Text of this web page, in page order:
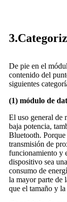
De pie en el
contenido del
siguientes
(1) módulo de
El uso general de
baja potencia,
Bluetooth. Porque
transmisión de
funcionamiento y
dispositivo sea
consumo de
la mayor parte de
que el tamaño y